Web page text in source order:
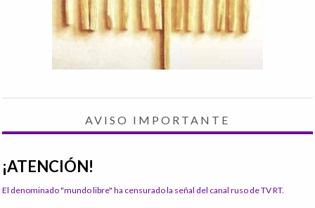
AVISO IMPORTANTE
¡ATENCIÓN!
El denominado "mundo libre" ha censurado la señal del canal ruso de TV RT.